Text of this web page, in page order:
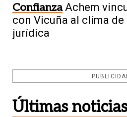
Confianza Achem
con Vicuña al clima de
jurídica
Últimas noticias